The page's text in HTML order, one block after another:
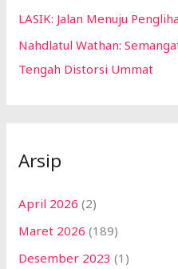
LASIK: Jalan Menuju
Nahdlatul Wathan:
Tengah Distorsi Ummat
Arsip
April 2026 (2)
Maret 2026 (189)
Desember 2023 (1)